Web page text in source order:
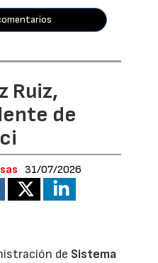
Ruiz,
de
31/07/2026
de Sistema